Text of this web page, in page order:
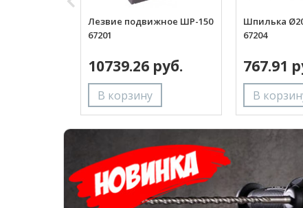
Лезвие подвижное ШР-150
67201
10739.26 руб.
Шпилька
67204
767.91